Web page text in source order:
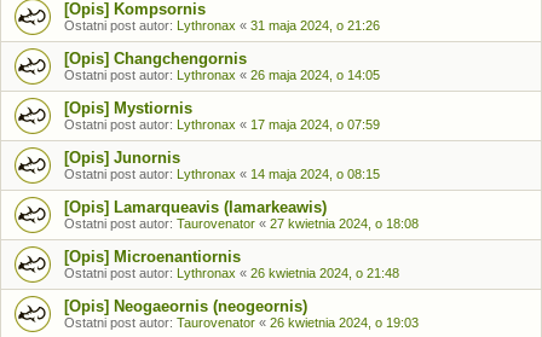
[Opis] Kompsornis
Ostatni post autor: Lythronax « 31 maja 2024, o 21:26
[Opis] Changchengornis
Ostatni post autor: Lythronax « 26 maja 2024, o 14:05
[Opis] Mystiornis
Ostatni post autor: Lythronax « 17 maja 2024, o 07:59
[Opis] Junornis
Ostatni post autor: Lythronax « 14 maja 2024, o 08:15
[Opis] Lamarqueavis (lamarkeawis)
Ostatni post autor: Taurovenator « 27 kwietnia 2024, o 18:08
[Opis] Microenantiornis
Ostatni post autor: Lythronax « 26 kwietnia 2024, o 21:48
[Opis] Neogaeornis (neogeornis)
Ostatni post autor: Taurovenator « 26 kwietnia 2024, o 19:03